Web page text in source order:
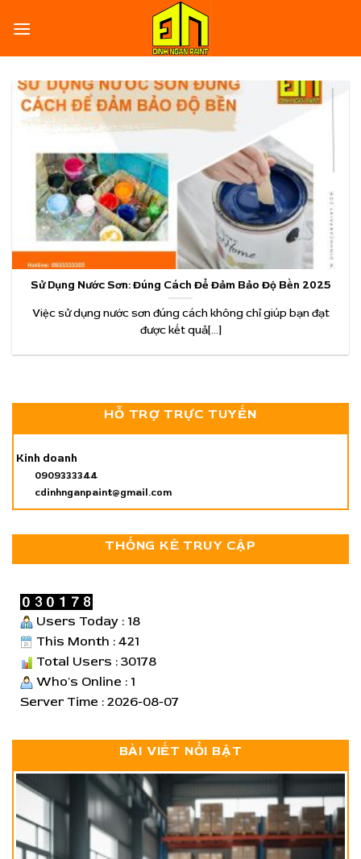
Sử Dụng Nước Sơn: Đúng Cách Để Đảm Bảo Độ Bền 2025
Việc sử dụng nước sơn đúng cách không chỉ giúp bạn đạt
được kết quả[...]
HỖ TRỢ TRỰC TUYẾN
Kinh doanh
0909333344
cdinhnganpaint@gmail.com
THỐNG KÊ TRUY CẬP
Users Today : 18
This Month : 421
Total Users : 30178
Who's Online : 1
Server Time : 2026-08-07
BÀI VIẾT NỔI BẬT